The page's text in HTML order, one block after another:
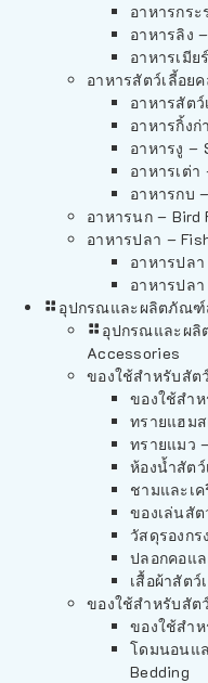
อาหารกร
อาหารลิง
อาหารเมีย
อาหารสัตว์เลี้อย
อาหารสัต
อาหารกิ้งก่
อาหารงู –
อาหารเต่
อาหารกบ
อาหารนก – Bird
อาหารปลา –
อาหารปลา
อาหารปล
อุปกรณและผลิตภัณฑ์
อุปกรณและผลิ
Accessories
ของใช้สำหรับสัต
ของใช้สำห
ทรายแฮมส
ทรายแมว
ห้องน้ำสัต
ชามและเ
ของเล่นสัต
วัสดุรองก
ปลอกคอแ
เสื้อผ้าสัต
ของใช้สำหรับสัต
ของใช้สำห
โดมนอนแ
Bedding